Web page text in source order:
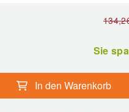
Sie
In den Warenkorb